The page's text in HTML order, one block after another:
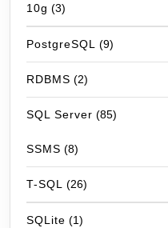
10g (3)
PostgreSQL (9)
RDBMS (2)
SQL Server (85)
SSMS (8)
T-SQL (26)
SQLite (1)